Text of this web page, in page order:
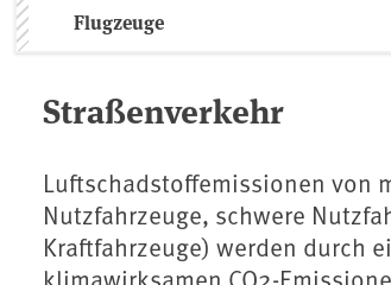
Flugzeuge
Straßenverkehr
Luftschadstoffemissionen von
Nutzfahrzeuge, schwere
Kraftfahrzeuge) werden durch